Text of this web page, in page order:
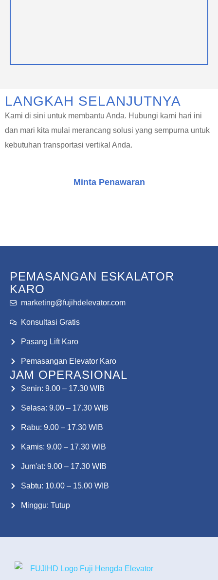
LANGKAH SELANJUTNYA
Kami di sini untuk membantu Anda. Hubungi kami hari ini
dan mari kita mulai merancang solusi yang sempurna untuk
kebutuhan transportasi vertikal Anda.
Minta Penawaran
PEMASANGAN ESKALATOR
KARO
marketing@fujihdelevator.com
Konsultasi Gratis
Pasang Lift Karo
Pemasangan Elevator Karo
JAM OPERASIONAL
Senin: 9.00 – 17.30 WIB
Selasa: 9.00 – 17.30 WIB
Rabu: 9.00 – 17.30 WIB
Kamis: 9.00 – 17.30 WIB
Jum'at: 9.00 – 17.30 WIB
Sabtu: 10.00 – 15.00 WIB
Minggu: Tutup